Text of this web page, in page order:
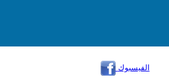
الفيسبوك